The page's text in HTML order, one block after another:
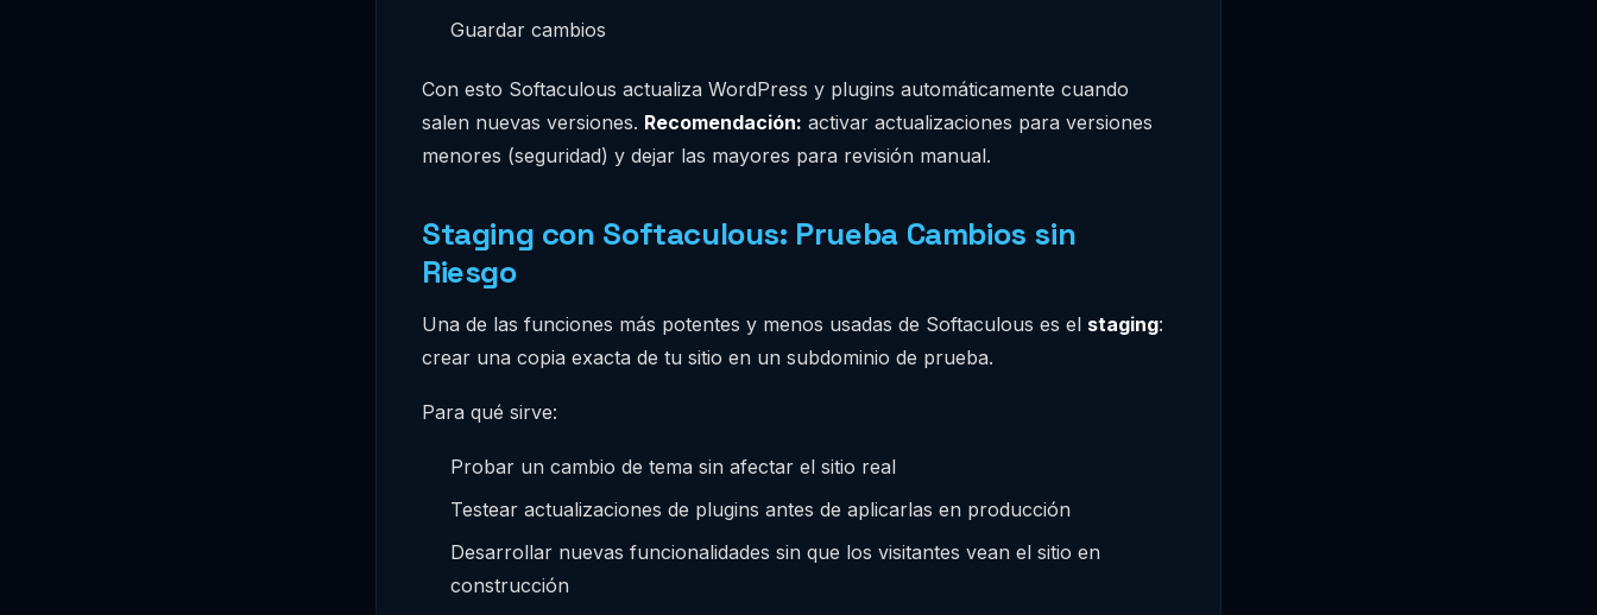
Guardar cambios
Con esto Softaculous actualiza WordPress y plugins automáticamente cuando
salen nuevas versiones. Recomendación: activar actualizaciones para versiones
menores (seguridad) y dejar las mayores para revisión manual.
Staging con Softaculous: Prueba Cambios sin
Riesgo
Una de las funciones más potentes y menos usadas de Softaculous es el staging:
crear una copia exacta de tu sitio en un subdominio de prueba.
Para qué sirve:
Probar un cambio de tema sin afectar el sitio real
Testear actualizaciones de plugins antes de aplicarlas en producción
Desarrollar nuevas funcionalidades sin que los visitantes vean el sitio en
construcción